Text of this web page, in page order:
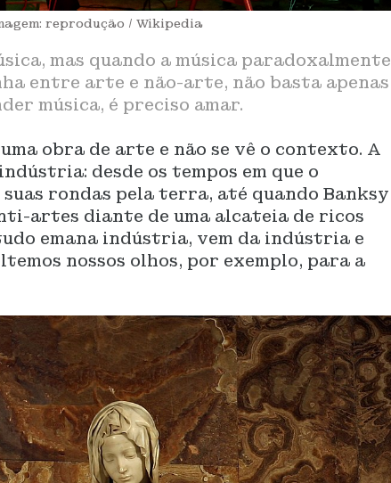
reprodução / Wikipedia
mas quando a música paradoxalmente
entre arte e não-arte, não basta apenas
música, é preciso amar.
obra de arte e não se vê o contexto. A
desde os tempos em que o
rondas pela terra, até quando Banksy
artes diante de uma alcateia de ricos
emana indústria, vem da indústria e
nossos olhos, por exemplo, para a